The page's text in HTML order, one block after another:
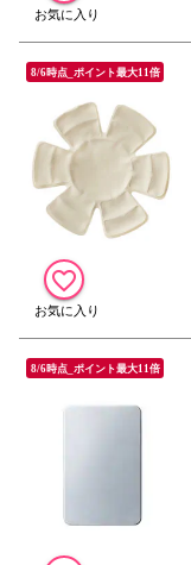
8/6時点_ポイント最大11倍
8/6時点_ポイント最大11倍